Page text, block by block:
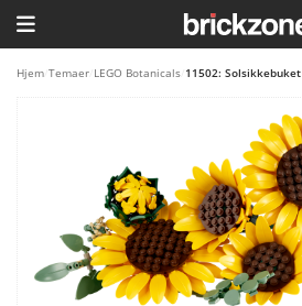
HJEM
LEGO FAVORITTER
Hjem Temaer LEGO Botanicals 11502: Solsikkebuket